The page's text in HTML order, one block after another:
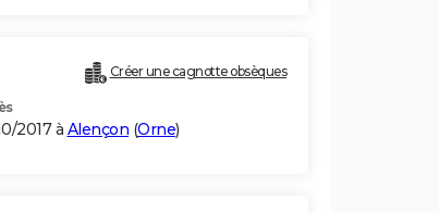
Créer une cagnotte obsèques
2017 à Alençon (Orne)